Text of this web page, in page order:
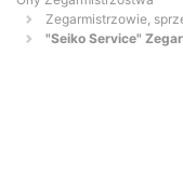
Zegarmistrzowie,
"Seiko Service"